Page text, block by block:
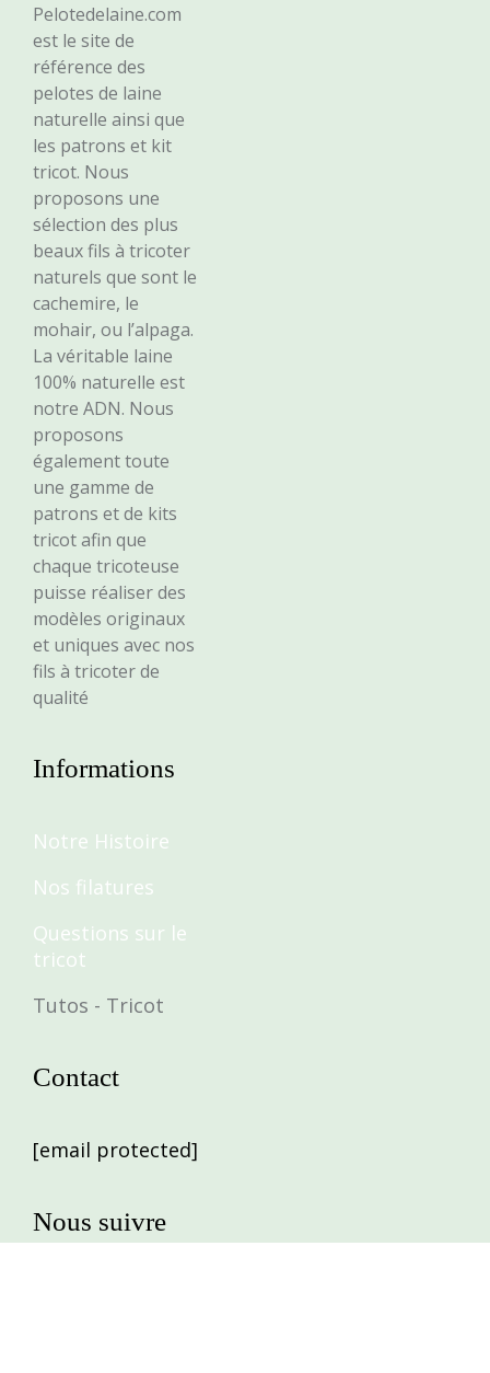
Pelotedelaine.com
est le site de
référence des
pelotes de laine
naturelle ainsi que
les patrons et kit
tricot. Nous
proposons une
sélection des plus
beaux fils à tricoter
naturels que sont le
cachemire, le
mohair, ou l’alpaga.
La véritable laine
100% naturelle est
notre ADN. Nous
proposons
également toute
une gamme de
patrons et de kits
tricot afin que
chaque tricoteuse
puisse réaliser des
modèles originaux
et uniques avec nos
fils à tricoter de
qualité
Informations
Notre Histoire
Nos filatures
Questions sur le
tricot
Tutos - Tricot
Contact
[email protected]
Nous suivre